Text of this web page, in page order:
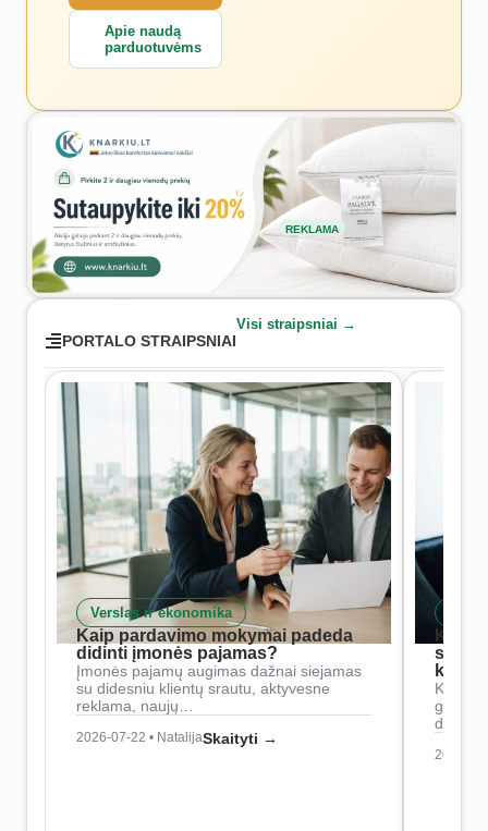
Apie naudą
parduotuvėms
REKLAMA
PORTALO STRAIPSNIAI
Visi straipsniai →
Verslas ir ekonomika
Kaip pardavimo mokymai padeda
didinti įmonės pajamas?
Įmonės pajamų augimas dažnai siejamas
su didesniu klientų srautu, aktyvesne
reklama, naujų…
2026-07-22 • NatalijaSkaityti →
Kaip
2026-